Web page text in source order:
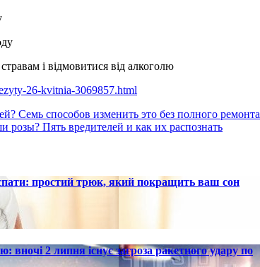
і відмовитися від алкоголю
26-kvitnia-3069857.html
Семь способов изменить это без полного ремонта
розы? Пять вредителей и как их распознать
простий трюк, який покращить ваш сон
вночі 2 липня існує загроза ракетного удару по